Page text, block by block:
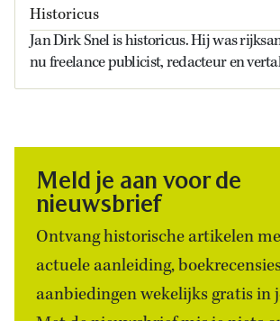
Historicus
Jan Dirk Snel is historicus. Hij was
nu freelance publicist, redacteur en
Meld je aan voor de
nieuwsbrief
Ontvang historische artikelen
actuele aanleiding,
aanbiedingen wekelijks gratis in